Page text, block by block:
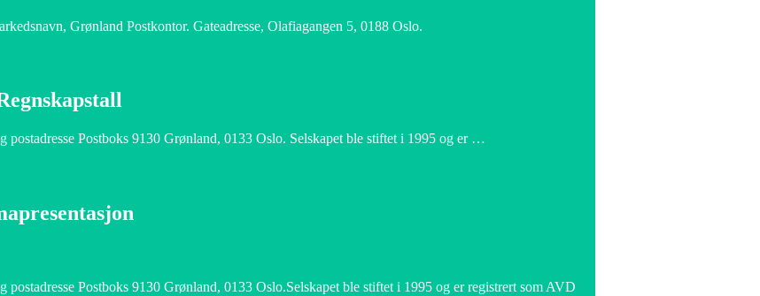
Grønland Postkontor. Gateadresse, Olafiagangen 5, 0188 Oslo.
postadresse Postboks 9130 Grønland, 0133 Oslo. Selskapet ble stiftet i 1995 og er …
Postboks 9130 Grønland, 0133 Oslo.Selskapet ble stiftet i 1995 og er registrert som AVD